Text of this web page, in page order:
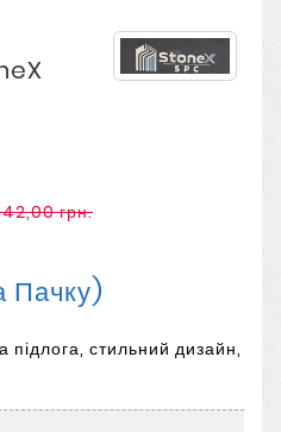
грн.
Пачку)
підлога, стильний дизайн,